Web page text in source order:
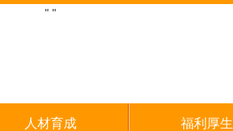
" "
人材育成 福利厚生